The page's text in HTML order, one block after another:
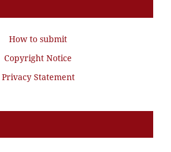
How to submit
Copyright Notice
Privacy Statement